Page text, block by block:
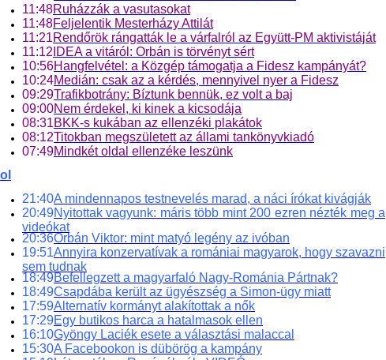
11:48Ruházzák a vasutasokat
11:48Feljelentik Mesterházy Attilát
11:21Rendőrök rángatták le a várfalról az Együtt-PM aktivistáját
11:12 IDEA a vitáról: Orbán is törvényt sért
10:56Hangfelvétel: a Közgép támogatja a Fidesz kampányát?
10:24Medián: csak az a kérdés, mennyivel nyer a Fidesz
09:29Trafikbotrány: Bíztunk bennük, ez volt a baj
09:00Nem érdekel, ki kinek a kicsodája
08:31BKK-s kukában az ellenzéki plakátok
08:12Titokban megszületett az állami tankönyvkiadó
07:49Mindkét oldal ellenzéke leszünk
21:40A mindennapos testnevelés marad, a náci írókat kivágják
20:49Nyitottak vagyunk: máris több mint 200 ezren nézték meg a
videókat
20:36Orbán Viktor: mint matyó legény az ivóban
19:51Annyira konzervatívak a romániai magyarok, hogy szavazni
sem tudnak
18:49Befellegzett a magyarfaló Nagy-Románia Pártnak?
18:49Csapdába került az ügyészség a Simon-ügy miatt
17:59Alternatív kormányt alakítottak a nők
17:29Egy butikos harca a hatalmasok ellen
16:10Gyöngy Laciék esete a választási malaccal
15:30A Facebookon is dübörög a kampány